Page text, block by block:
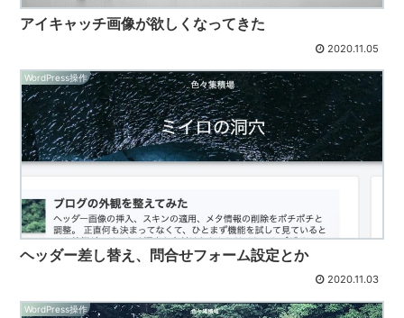
アイキャッチ画像が欲しくなってきた
2020.11.05
WordPress操作
ヘッダー差し替え、問合せフォーム設定とか
2020.11.03
WordPress操作